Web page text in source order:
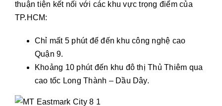
thuận tiện kết nối với các khu vực trọng điểm của
TP.HCM:
Chỉ mất 5 phút để đến khu công nghệ cao
Quận 9.
Khoảng 10 phút đến khu đô thị Thủ Thiêm qua
cao tốc Long Thành – Dầu Dây.